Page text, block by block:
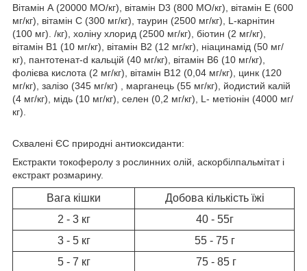
Вітамін А (20000 МО/кг), вітамін D3 (800 МО/кг), вітамін Е (600
мг/кг), вітамін С (300 мг/кг), таурин (2500 мг/кг), L-карнітин
(100 мг). /кг), холіну хлорид (2500 мг/кг), біотин (2 мг/кг),
вітамін B1 (10 мг/кг), вітамін B2 (12 мг/кг), ніацинамід (50 мг/
кг), пантотенат-d кальцій (40 мг/кг), вітамін В6 (10 мг/кг),
фолієва кислота (2 мг/кг), вітамін В12 (0,04 мг/кг), цинк (120
мг/кг), залізо (345 мг/кг) , марганець (55 мг/кг), йодистий калій
(4 мг/кг), мідь (10 мг/кг), селен (0,2 мг/кг), L- метіонін (4000 мг/
кг).
Схвалені ЄС природні антиоксиданти:
Екстракти токоферолу з рослинних олій, аскорбілпальмітат і
екстракт розмарину.
Вага кішки
Добова кількість їжі
2 - 3 кг
40 - 55г
3 - 5 кг
55 - 75 г
5 - 7 кг
75 - 85 г